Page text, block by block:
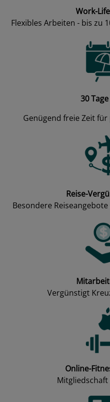
Work-
Flexibles Arbeiten - bis zu
30
Genügend freie Zeit
Reise-
Besondere
Vergünstigt
Online-